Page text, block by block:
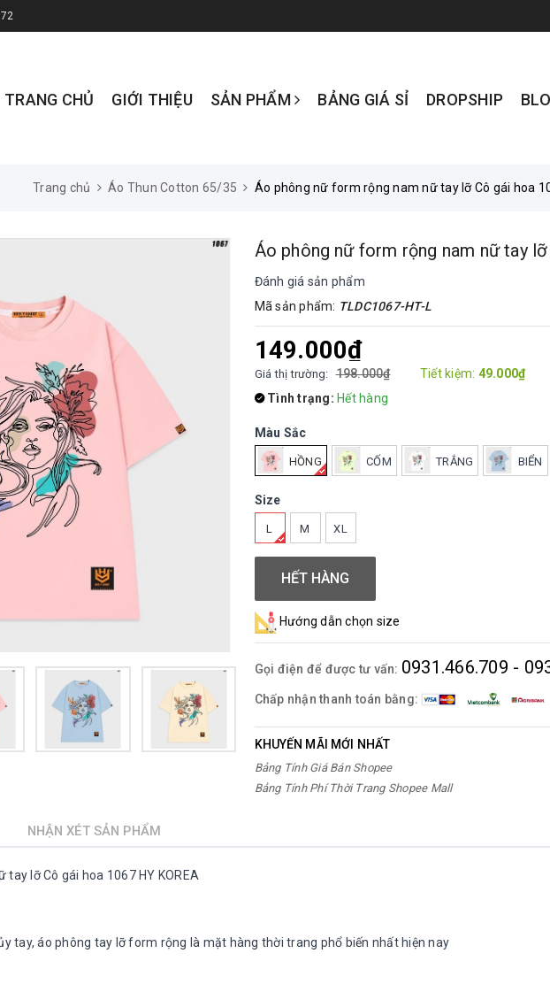
TRANG CHỦ GIỚI THIỆU SẢN PHẨM BẢNG GIÁ SỈ DROPSHIP
Trang chủ Áo Thun Cotton 65/35 Áo phông nữ form rộng nam nữ tay lỡ Cô gái hoa
Áo phông nữ form rộng nam nữ tay
Đánh giá sản phẩm
Mã sản phẩm: TLDC1067-HT-L
149.000₫
Giá thị trường: 198.000₫ Tiết kiệm: 49.000₫
Tình trạng: Hết hàng
Màu Sắc
HỒNG CỐM TRẮNG BIỂN
Size
L M XL
HẾT HÀNG
Hướng dẫn chọn size
Gọi điện để được tư vấn: 0931.466.709 -
Chấp nhận thanh toán bằng:
KHUYẾN MÃI MỚI NHẤT
Bảng Tính Giá Bán Shopee
Bảng Tính Phí Thời Trang Shopee Mall
NHẬN XÉT SẢN PHẨM
lỡ Cô gái hoa 1067 HY KOREA
tay, áo phông tay lỡ form rộng là mặt hàng thời trang phổ biến nhất hiện nay